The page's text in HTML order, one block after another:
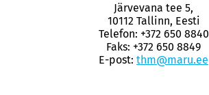
Järvevana tee 5,
10112 Tallinn, Eesti
Telefon: +372 650 8840
Faks: +372 650 8849
E-post: thm@maru.ee